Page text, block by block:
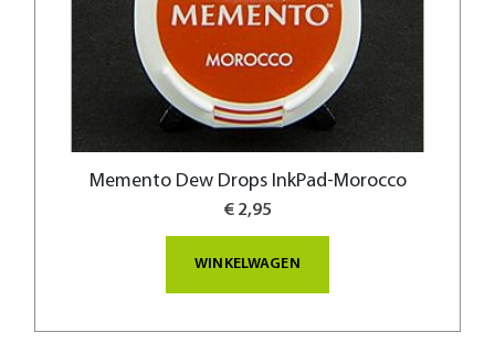
Memento Dew Drops InkPad-Morocco
€ 2,95
WINKELWAGEN